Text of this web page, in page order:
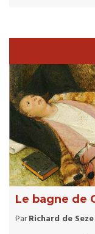
Le bagne de
ParRichard de Seze